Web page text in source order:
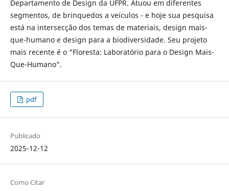
Departamento de Design da UFPR. Atuou em diferentes
segmentos, de brinquedos a veículos - e hoje sua pesquisa
está na intersecção dos temas de materiais, design mais-
que-humano e design para a biodiversidade. Seu projeto
mais recente é o "Floresta: Laboratório para o Design Mais-
Que-Humano".
pdf
Publicado
2025-12-12
Como Citar